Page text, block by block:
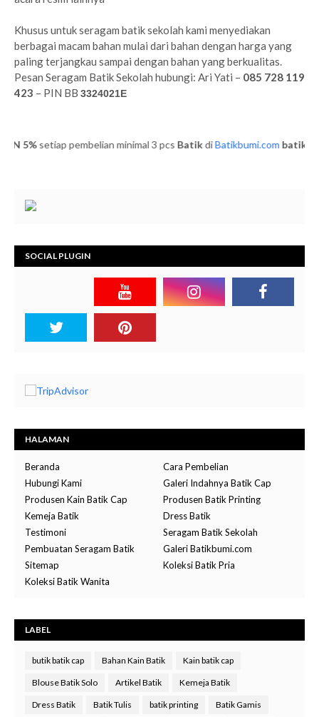
Khusus untuk seragam batik sekolah kami menyediakan
berbagai macam bahan mulai dari bahan dengan harga yang
paling terjangkau sampai dengan bahan yang berkualitas.
Pesan Seragam Batik Sekolah hubungi: Ari Yati – 085 728 119
423 – PIN BB 3324021E
5% setiap pembelian minimal 3 pcsBatikdiBatikbumi.combatik
SOCIAL PLUGIN
HALAMAN
Beranda
Cara Pembelian
Hubungi Kami
Galeri Indahnya Batik Cap
Produsen Kain Batik Cap
Produsen Batik Printing
Kemeja Batik
Dress Batik
Testimoni
Seragam Batik Sekolah
Pembuatan Seragam Batik
Galeri Batikbumi.com
Sitemap
Koleksi Batik Pria
Koleksi Batik Wanita
LABEL
butik batik cap Bahan Kain Batik Kain batik cap
Blouse Batik Solo Artikel Batik Kemeja Batik
Dress Batik Batik Tulis batik printing Batik Gamis